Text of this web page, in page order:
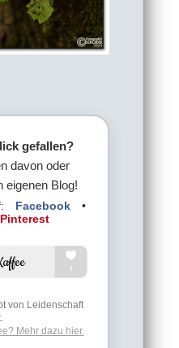
gefallen?
davon oder
eigenen Blog!
Facebook
•
Pinterest
von Leidenschaft
Mehr dazu hier.